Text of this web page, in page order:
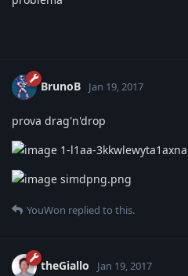
BrunoB Jan 19, 2017
prova drag'n'drop
YouWon replied to this.
theGiallo Jan 19, 2017